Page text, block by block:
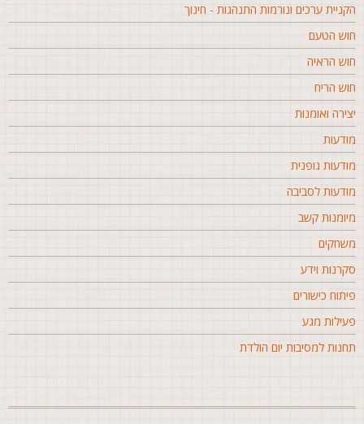
ערכים ונורמות התנהגות - חינוך
הטעם
הראיה
הריח
ואומנות
גופנית
לסביבה
קשב
וידע
כישורים
מגע
למסיבות יום הולדת